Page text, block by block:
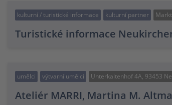
kulturní / turistické informace kulturní partner
Turistické informace
umělci výtvarní umělci Unterkaltenhof 4A, 93453
Ateliér MARRI, Martina M.